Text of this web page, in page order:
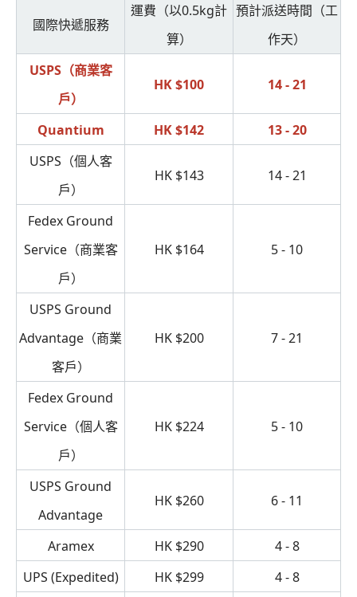
國際快遞服務
運費（以0.5kg計
算）
預計派送時間（工
作天）
USPS（商業客
戶）
HK $100 14 - 21
Quantium HK $142
13 - 20
USPS（個人客
戶）
HK $143 14 - 21
Fedex Ground
Service（商業客
戶）
HK $164 5 - 10
USPS Ground
Advantage（商業
客戶）
HK $200 7 - 21
Fedex Ground
Service（個人客
戶）
HK $224 5 - 10
USPS Ground
Advantage
HK $260 6 - 11
Aramex HK $290
4 - 8
UPS (Expedited)
HK $299 4 - 8